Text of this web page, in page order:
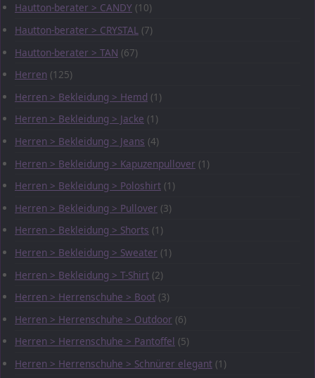
Hautton-berater > CANDY (10)
Hautton-berater > CRYSTAL (7)
Hautton-berater > TAN (67)
Herren (125)
Herren > Bekleidung > Hemd (1)
Herren > Bekleidung > Jacke (1)
Herren > Bekleidung > Jeans (4)
Herren > Bekleidung > Kapuzenpullover (1)
Herren > Bekleidung > Poloshirt (1)
Herren > Bekleidung > Pullover (3)
Herren > Bekleidung > Shorts (1)
Herren > Bekleidung > Sweater (1)
Herren > Bekleidung > T-Shirt (2)
Herren > Herrenschuhe > Boot (3)
Herren > Herrenschuhe > Outdoor (6)
Herren > Herrenschuhe > Pantoffel (5)
Herren > Herrenschuhe > Schnürer elegant (1)